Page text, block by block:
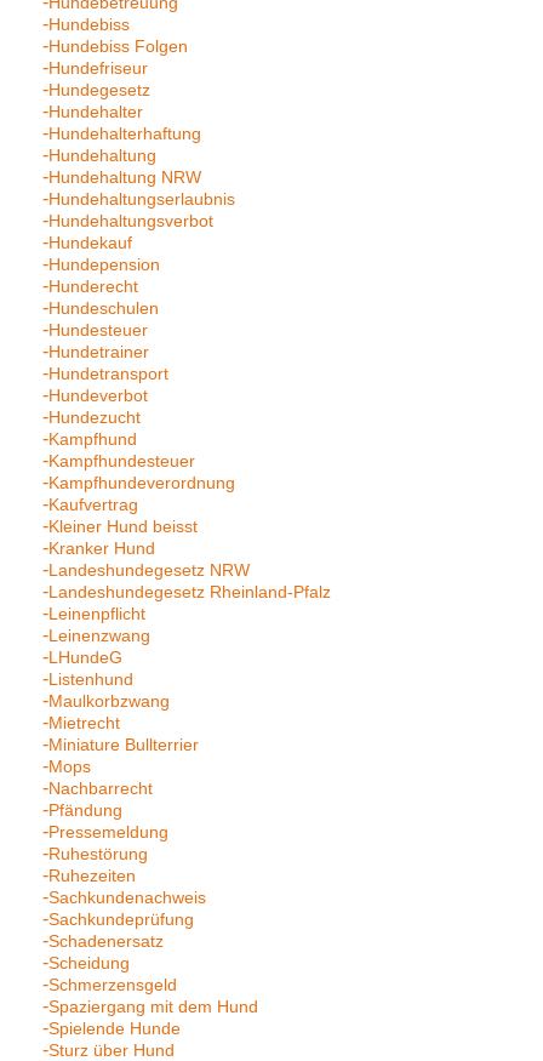
Hundebiss
Hundebiss Folgen
Hundefriseur
Hundegesetz
Hundehalter
Hundehalterhaftung
Hundehaltung
Hundehaltung NRW
Hundehaltungserlaubnis
Hundehaltungsverbot
Hundekauf
Hundepension
Hunderecht
Hundeschulen
Hundesteuer
Hundetrainer
Hundetransport
Hundeverbot
Hundezucht
Kampfhund
Kampfhundesteuer
Kampfhundeverordnung
Kaufvertrag
Kleiner Hund beisst
Kranker Hund
Landeshundegesetz NRW
Landeshundegesetz Rheinland-Pfalz
Leinenpflicht
Leinenzwang
LHundeG
Listenhund
Maulkorbzwang
Mietrecht
Miniature Bullterrier
Mops
Nachbarrecht
Pfändung
Pressemeldung
Ruhestörung
Ruhezeiten
Sachkundenachweis
Sachkundeprüfung
Schadenersatz
Scheidung
Schmerzensgeld
Spaziergang mit dem Hund
Spielende Hunde
Sturz über Hund